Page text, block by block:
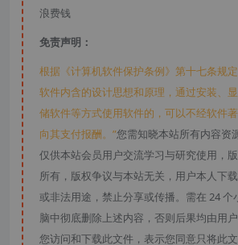
浪费钱
免责声明：
根据《计算机软件保护条例》第十七条规
软件内含的设计思想和原理，通过安装、
储软件等方式使用软件的，可以不经软件
向其支付报酬。”您需知晓本站所有内容资
仅供本站会员用户交流学习与研究使用，
所有，版权争议与本站无关，用户本人下
或非法用途，禁止分享或传播。需在 24 个
脑中彻底删除上述内容，否则后果均由用
您访问和下载此文件，表示您同意只将此